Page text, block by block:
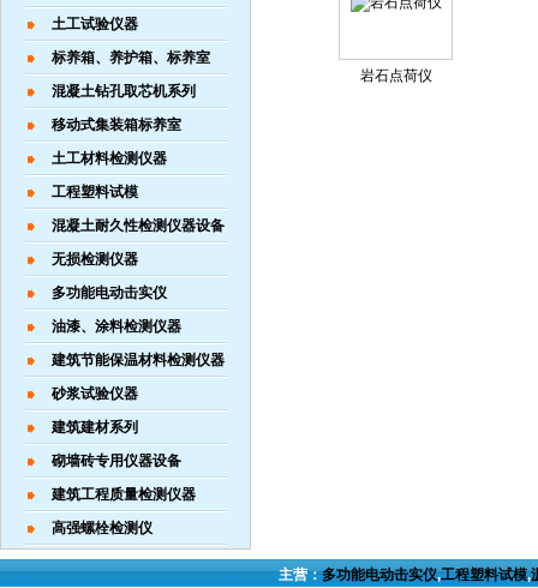
土工试验仪器
标养箱、养护箱、标养室
混凝土钻孔取芯机系列
移动式集装箱标养室
土工材料检测仪器
工程塑料试模
混凝土耐久性检测仪器设备
无损检测仪器
多功能电动击实仪
油漆、涂料检测仪器
建筑节能保温材料检测仪器
砂浆试验仪器
建筑建材系列
砌墙砖专用仪器设备
建筑工程质量检测仪器
高强螺栓检测仪
岩石点荷仪
主营：多功能电动击实仪,工程塑料试模,